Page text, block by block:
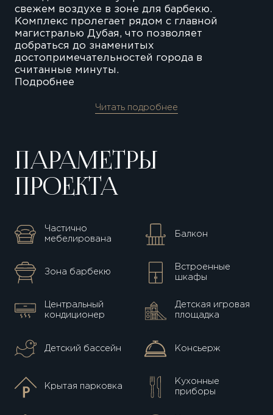
свежем воздухе в зоне для барбекю.
Комплекс пролегает рядом с главной
магистралью Дубая, что позволяет
добраться до знаменитых
достопримечательностей города в
считанные минуты.
Подробнее
Читать подробнее
ПАРАМЕТРЫ
ПРОЕКТА
Частично
мебелирована
Балкон
Зона барбекю
Встроенные
шкафы
Центральный
кондиционер
Детская игровая
площадка
Детский бассейн Консьерж
Крытая парковка
Кухонные
приборы